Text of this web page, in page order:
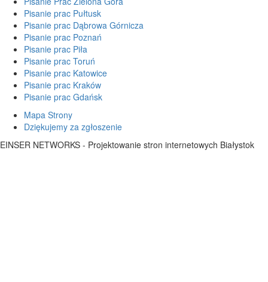
Pisanie prac Pułtusk
Pisanie prac Dąbrowa Górnicza
Pisanie prac Poznań
Pisanie prac Piła
Pisanie prac Toruń
Pisanie prac Katowice
Pisanie prac Kraków
Pisanie prac Gdańsk
Mapa Strony
Dziękujemy za zgłoszenie
EINSER NETWORKS - Projektowanie stron internetowych Białystok